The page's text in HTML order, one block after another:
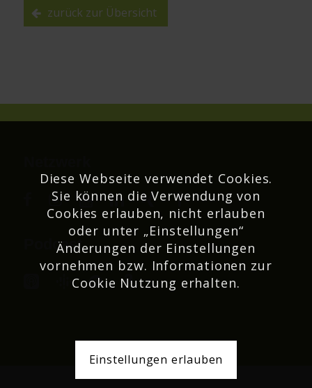
zurück zur Übersicht
Podcast
Diese Webseite verwendet Cookies.
Sie können die Verwendung von
Cookies erlauben, nicht erlauben
oder unter „Einstellungen“
Änderungen der Einstellungen
vornehmen bzw. Informationen zur
Cookie Nutzung erhalten.
Einstellungen erlauben